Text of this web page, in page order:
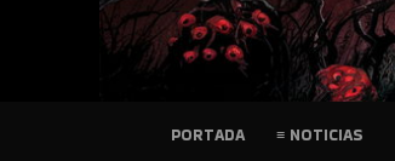
PELICULAS
PORTADA ≡ NOTICIAS